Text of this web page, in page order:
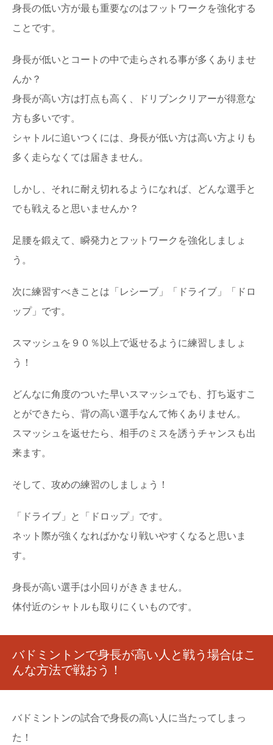
身長の低い方が最も重要なのはフットワークを強化する
ことです。
身長が低いとコートの中で走らされる事が多くありませ
んか？
身長が高い方は打点も高く、ドリブンクリアーが得意な
方も多いです。
シャトルに追いつくには、身長が低い方は高い方よりも
多く走らなくては届きません。
しかし、それに耐え切れるようになれば、どんな選手と
でも戦えると思いませんか？
足腰を鍛えて、瞬発力とフットワークを強化しましょ
う。
次に練習すべきことは「レシーブ」「ドライブ」「ドロ
ップ」です。
スマッシュを９０％以上で返せるように練習しましょ
う！
どんなに角度のついた早いスマッシュでも、打ち返すこ
とができたら、背の高い選手なんて怖くありません。
スマッシュを返せたら、相手のミスを誘うチャンスも出
来ます。
そして、攻めの練習のしましょう！
「ドライブ」と「ドロップ」です。
ネット際が強くなればかなり戦いやすくなると思いま
す。
身長が高い選手は小回りがききません。
体付近のシャトルも取りにくいものです。
バドミントンで身長が高い人と戦う場合はこ
んな方法で戦おう！
バドミントンの試合で身長の高い人に当たってしまっ
た！